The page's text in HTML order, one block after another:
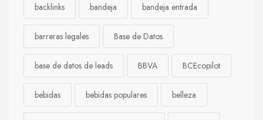
backlinks bandeja bandeja entrada
barreras legales Base de Datos
base de datos de leads BBVA BCEcopilot
bebidas bebidas populares belleza